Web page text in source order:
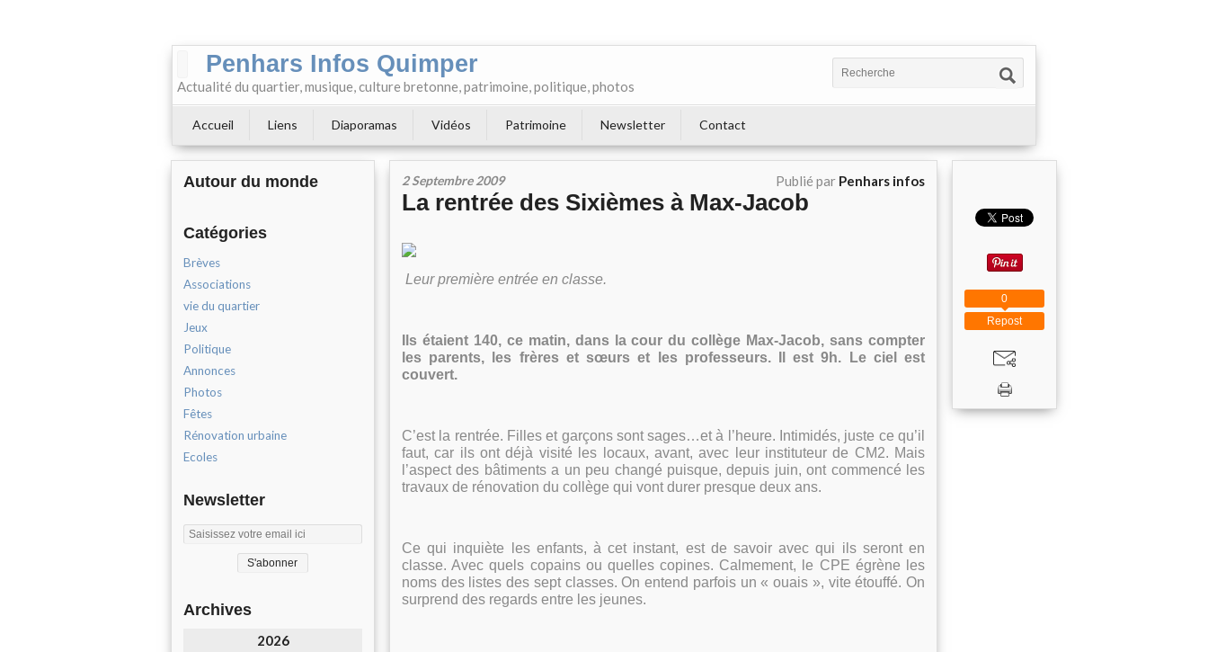
Penhars Infos Quimper
Actualité du quartier, musique, culture bretonne, patrimoine, politique, photos
Accueil Liens Diaporamas Vidéos Patrimoine Newsletter Contact
Autour du monde
Catégories
Brèves
Associations
vie du quartier
Jeux
Politique
Annonces
Photos
Fêtes
Rénovation urbaine
Ecoles
Newsletter
Archives
2026
2 Septembre 2009 Publié par Penhars infos
La rentrée des Sixièmes à Max-Jacob
Leur première entrée en classe.
Ils étaient 140, ce matin, dans la cour du collège Max-Jacob, sans compter
les parents, les frères et sœurs et les professeurs. Il est 9h. Le ciel est
couvert.
C’est la rentrée. Filles et garçons sont sages…et à l’heure. Intimidés, juste ce qu’il
faut, car ils ont déjà visité les locaux, avant, avec leur instituteur de CM2. Mais
l’aspect des bâtiments a un peu changé puisque, depuis juin, ont commencé les
travaux de rénovation du collège qui vont durer presque deux ans.
Ce qui inquiète les enfants, à cet instant, est de savoir avec qui ils seront en
classe. Avec quels copains ou quelles copines. Calmement, le CPE égrène les
noms des listes des sept classes. On entend parfois un « ouais », vite étouffé. On
surprend des regards entre les jeunes.
Repost
0